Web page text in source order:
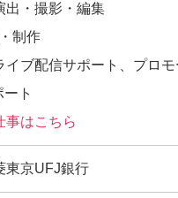
出・撮影・編集
制作
イブ配信サポート、プロ
ト
はこちら
東京UFJ銀行